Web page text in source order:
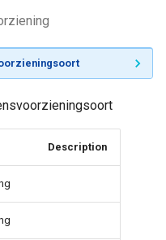
Description